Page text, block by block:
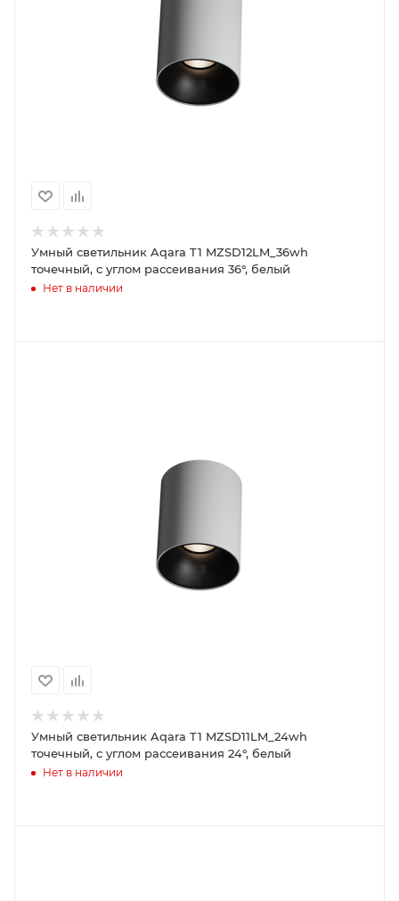
Умный светильник Aqara T1 MZSD12LM_36wh
точечный, с углом рассеивания 36°, белый
Нет в наличии
Умный светильник Aqara T1 MZSD11LM_24wh
точечный, с углом рассеивания 24°, белый
Нет в наличии